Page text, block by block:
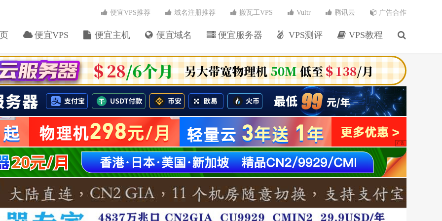
便宜VPS 便宜主机 便宜域名 便宜服务器 VPS测评 VPS教程
便宜VPS推荐 域名注册推荐 搬瓦工VPS Vultr 腾讯云 广告合作